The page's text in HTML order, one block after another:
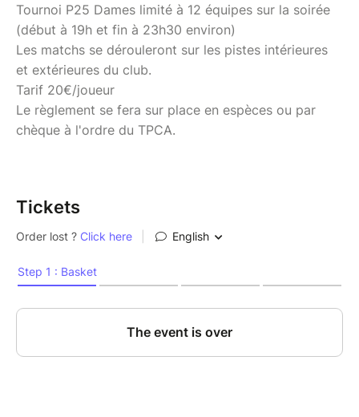
Tournoi P25 Dames limité à 12 équipes sur la soirée
(début à 19h et fin à 23h30 environ)
Les matchs se dérouleront sur les pistes intérieures
et extérieures du club.
Tarif 20€/joueur
Le règlement se fera sur place en espèces ou par
chèque à l'ordre du TPCA.
Tickets